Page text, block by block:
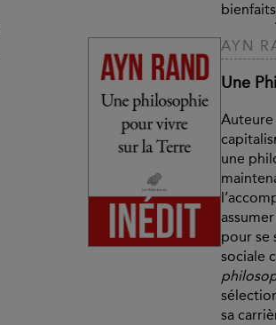
AYN
Une
Auteure
une
pour se
sociale
sa